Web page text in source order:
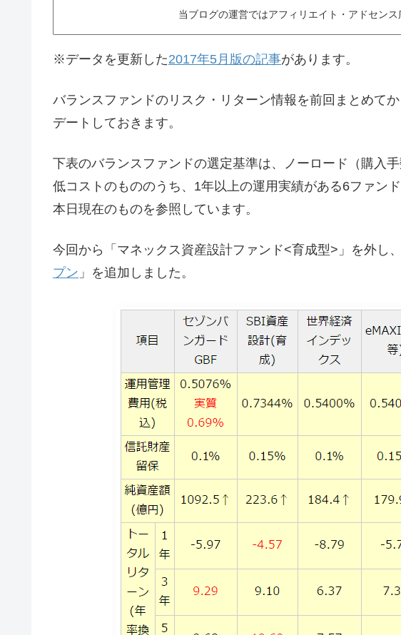
当ブログの運営ではアフィリエイト・アドセン
※データを更新した2017年5月版の記事があります。
バランスファンドのリスク・リターン情報を前回まとめて
デートしておきます。
下表のバランスファンドの選定基準は、ノーロード（購入
低コストのもののうち、1年以上の運用実績がある6ファン
本日現在のものを参照しています。
今回から「マネックス資産設計ファンド<育成型>」を外し、
プン 」を追加しました。